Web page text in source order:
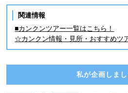
関連情報
■カンクンツアー一覧はこちら！
☆カンクン情報・見所・おすすめツ
私が企画しまし